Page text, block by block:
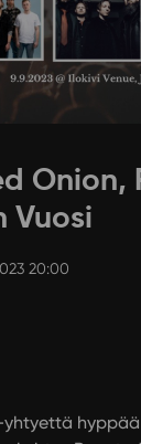
Onion,
Vuosi
20:00
yhtyettä